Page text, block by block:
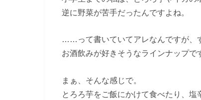
逆に野菜が苦手だったんですよね。
……って書いていてアレなんですが、
お酒飲みが好きそうなラインナップで
まぁ、そんな感じで。
とろろ芋をご飯にかけて食べたり、塩